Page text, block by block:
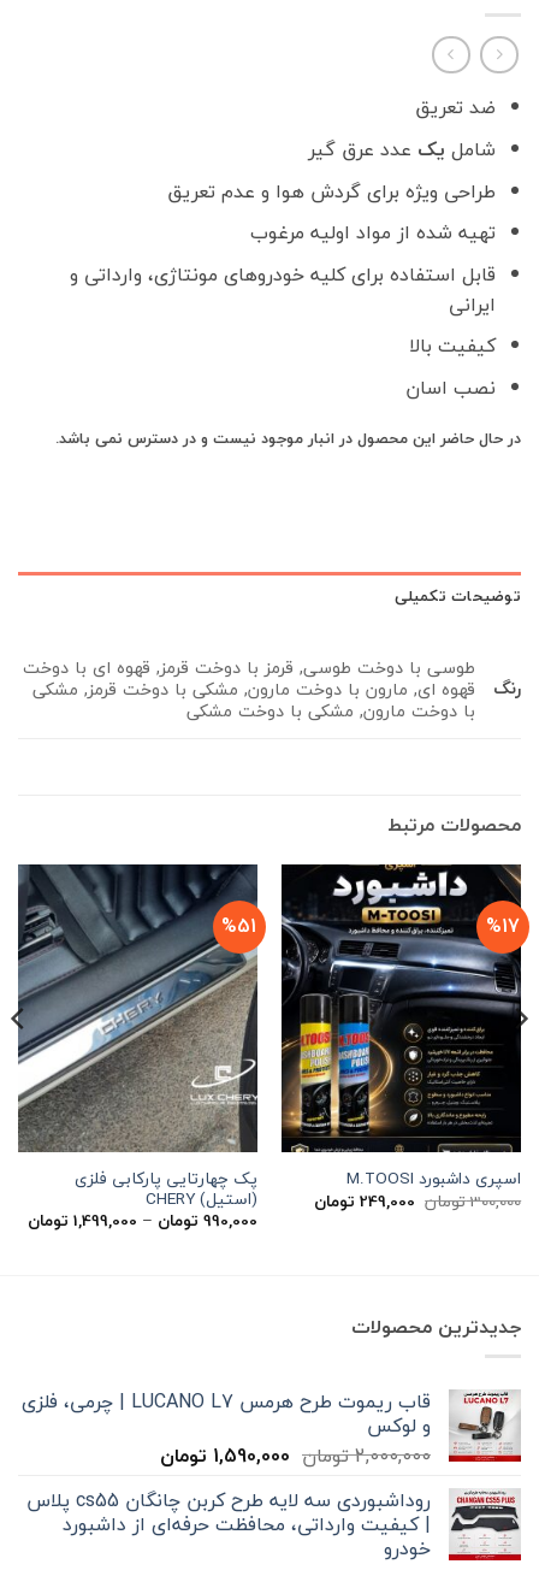
ضد تعریق
شامل یک عدد عرق گیر
طراحی ویژه برای گردش هوا و عدم تعریق
تهیه شده از مواد اولیه مرغوب
قابل استفاده برای کلیه خودروهای مونتاژی، وارداتی و
ایرانی
کیفیت بالا
نصب اسان
در حال حاضر این محصول در انبار موجود نیست و در دسترس نمی باشد.
توضیحات تکمیلی
رنگ
طوسی با دوخت طوسی, قرمز با دوخت قرمز, قهوه ای با دوخت
قهوه ای, مارون با دوخت مارون, مشکی با دوخت قرمز, مشکی
با دوخت مارون, مشکی با دوخت مشکی
محصولات مرتبط
%17
اسپری داشبورد M.TOOSI
300,000تومان قیمت
اصلی
249,000 تومانقیمت
فعلی
249,000 تومان
%51
پک چهارتایی پارکابی فلزی
(استیل) CHERY
990,000 تومان –
1,499,000 تومان
جدیدترین محصولات
قاب ریموت طرح هرمس LUCANO L7 | چرمی، فلزی
و لوکس
2,000,000تومان قیمت
2,000,000 تومان
بود.
1,590,000 تومانقیمت
1,590,000 تومان
است.
روداشبوردی سه‌ لایه طرح کربن چانگان cs55 پلاس
| کیفیت وارداتی، محافظت حرفه‌ای از داشبورد
خودرو